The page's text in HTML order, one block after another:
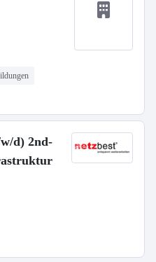
d) 2nd-